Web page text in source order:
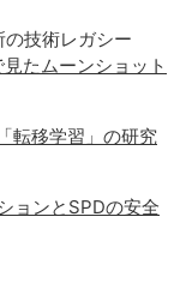
技術レガシー
たムーンショット
転移学習」の研究
ョンとSPDの安全